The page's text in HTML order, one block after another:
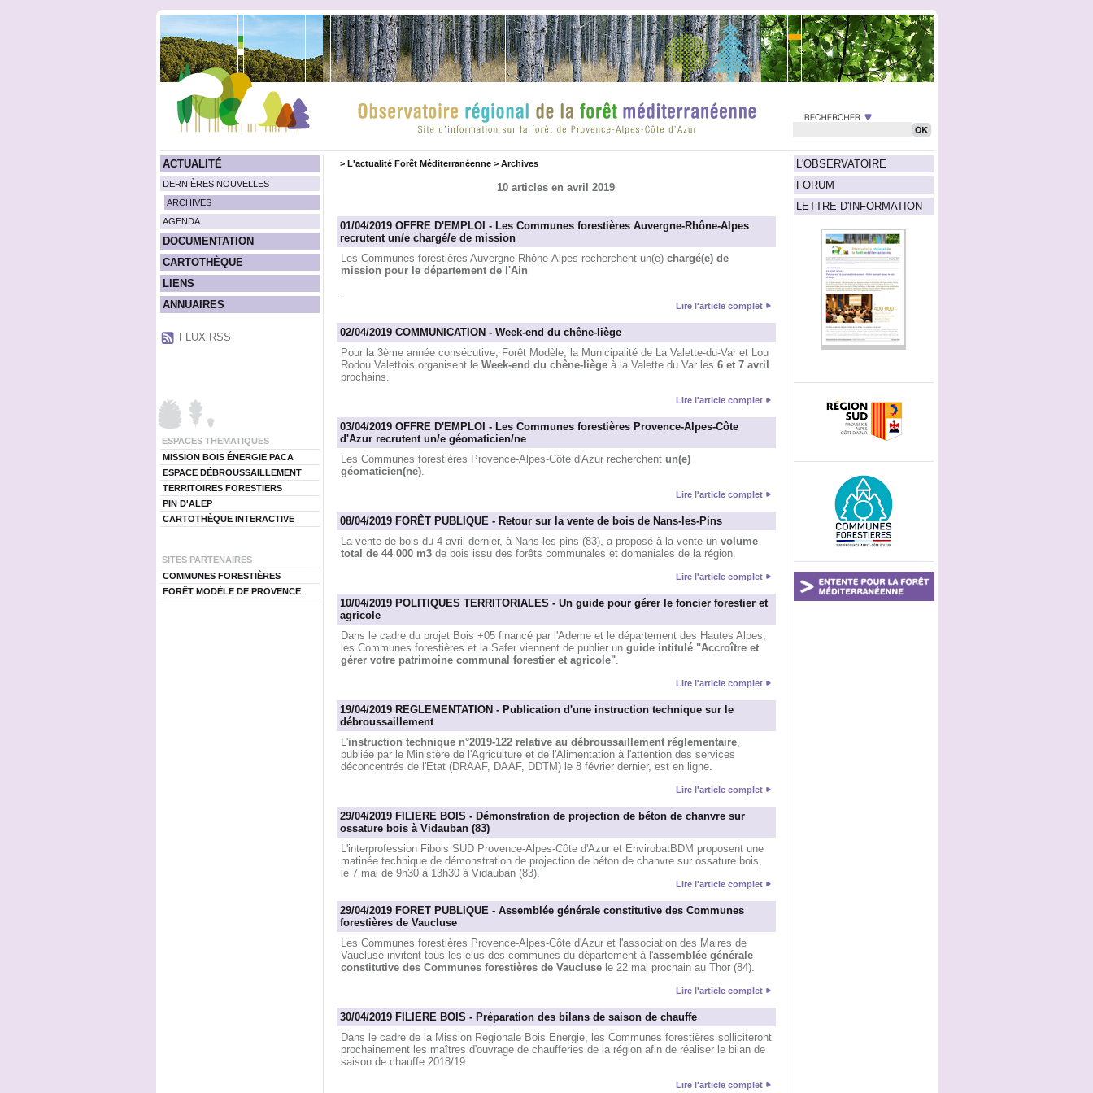
ACTUALITÉ
DERNIÈRES NOUVELLES
ARCHIVES
AGENDA
DOCUMENTATION
CARTOTHÈQUE
LIENS
ANNUAIRES
FLUX RSS
ESPACES THEMATIQUES
MISSION BOIS ÉNERGIE PACA
ESPACE DÉBROUSSAILLEMENT
TERRITOIRES FORESTIERS
PIN D'ALEP
CARTOTHÈQUE INTERACTIVE
SITES PARTENAIRES
COMMUNES FORESTIÈRES
FORÊT MODÈLE DE PROVENCE
L'OBSERVATOIRE
FORUM
LETTRE D'INFORMATION
> L'actualité Forêt Méditerranéenne> Archives
10 articles en avril 2019
01/04/2019 OFFRE D'EMPLOI - Les Communes forestières Auvergne-Rhône-Alpes
recrutent un/e chargé/e de mission
Les Communes forestières Auvergne-Rhône-Alpes recherchent un(e) chargé(e) de
mission pour le département de l'Ain
.
Lire l'article complet
02/04/2019 COMMUNICATION - Week-end du chêne-liège
Pour la 3ème année consécutive, Forêt Modèle, la Municipalité de La Valette-du-Var et Lou
Rodou Valettois organisent le Week-end du chêne-liègeà la Valette du Var les 6 et 7 avril
prochains.
Lire l'article complet
03/04/2019 OFFRE D'EMPLOI - Les Communes forestières Provence-Alpes-Côte
d'Azur recrutent un/e géomaticien/ne
Les Communes forestières Provence-Alpes-Côte d'Azur recherchent un(e)
géomaticien(ne).
Lire l'article complet
08/04/2019 FORÊT PUBLIQUE - Retour sur la vente de bois de Nans-les-Pins
La vente de bois du 4 avril dernier, à Nans-les-pins (83), a proposé à la vente un volume
total de 44 000 m3 de bois issu des forêts communales et domaniales de la région.
Lire l'article complet
10/04/2019 POLITIQUES TERRITORIALES - Un guide pour gérer le foncier forestier et
agricole
Dans le cadre du projet Bois +05 financé par l'Ademe et le département des Hautes Alpes,
les Communes forestières et la Safer viennent de publier un guide intitulé "Accroître et
gérer votre patrimoine communal forestier et agricole".
Lire l'article complet
19/04/2019 REGLEMENTATION - Publication d'une instruction technique sur le
débroussaillement
L'instruction technique n°2019-122 relative au débroussaillement réglementaire,
publiée par le Ministère de l'Agriculture et de l'Alimentation à l'attention des services
déconcentrés de l'Etat (DRAAF, DAAF, DDTM) le 8 février dernier, est en ligne.
Lire l'article complet
29/04/2019 FILIERE BOIS - Démonstration de projection de béton de chanvre sur
ossature bois à Vidauban (83)
L'interprofession Fibois SUD Provence-Alpes-Côte d'Azur et EnvirobatBDM proposent une
matinée technique de démonstration de projection de béton de chanvre sur ossature bois,
le 7 mai de 9h30 à 13h30 à Vidauban (83).
Lire l'article complet
29/04/2019 FORET PUBLIQUE - Assemblée générale constitutive des Communes
forestières de Vaucluse
Les Communes forestières Provence-Alpes-Côte d'Azur et l'association des Maires de
Vaucluse invitent tous les élus des communes du département à l'assemblée générale
constitutive des Communes forestières de Vauclusele 22 mai prochain au Thor (84).
Lire l'article complet
30/04/2019 FILIERE BOIS - Préparation des bilans de saison de chauffe
Dans le cadre de la Mission Régionale Bois Energie, les Communes forestières solliciteront
prochainement les maîtres d'ouvrage de chaufferies de la région afin de réaliser le bilan de
saison de chauffe 2018/19.
Lire l'article complet